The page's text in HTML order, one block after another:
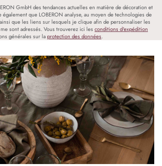
GmbH des tendances actuelles en matière de décoration et
également que LOBERON analyse, au moyen de technologies de
que les liens sur lesquels je clique afin de personnaliser les
sont adressés. Vous trouverez ici les conditions d'expédition
générales sur laprotection des données.